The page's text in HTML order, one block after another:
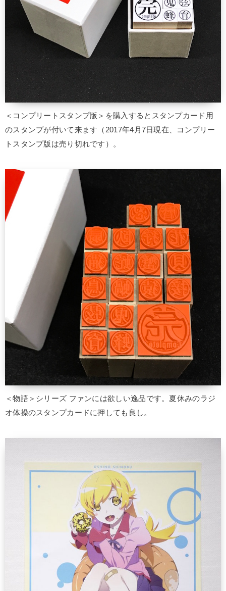
＜コンプリートスタンプ版＞を購入するとスタンプカード用
のスタンプが付いて来ます（2017年4月7日現在、コンプリー
トスタンプ版は売り切れです）。
＜物語＞シリーズ ファンには欲しい逸品です。夏休みのラジ
オ体操のスタンプカードに押しても良し。